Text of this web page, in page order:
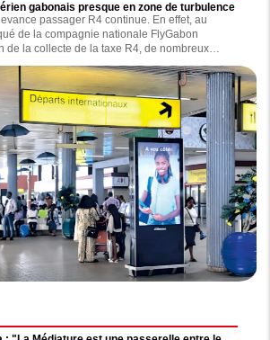
gabonais presque en zone de turbulence
passager R4 continue. En effet, au
de la compagnie nationale FlyGabon
de la collecte de la taxe R4, de nombreux
sur les réelles motivations de l'opérateur, qui,
une dette de plus de 7 milliards de F CFA
de celle-ci. Ce nouveau coup de gueule de
la compagnie est-elle exempte de tout reproche ?